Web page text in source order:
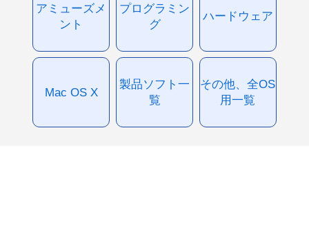
アミューズメ
ント
プログラミン
グ
ハードウェア
Mac OS X
製品ソフト一
覧
その他、全OS
用一覧